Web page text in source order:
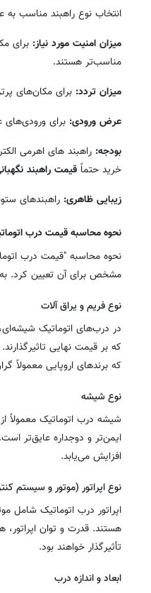
انتخاب نوع راهبند مناسب به
میزان امنیت مورد نیاز: برای
مناسب‌تر هستند.
میزان تردد: برای مکان‌های
عرض ورودی: برای
بودجه: راهبند های اهرمی
خرید حتماً قیمت راهبند
زیبایی ظاهری: راهبندهای
نحوه محاسبه قیمت درب
نحوه محاسبه "قیمت درب
مشخص برای آن تعیین کرد. به
نوع فریم و یراق آلات
در درب‌های اتوماتیک
که بر قیمت نهایی
که برندهای اروپایی معمولاً
نوع شیشه
شیشه درب اتوماتیک معمولاً
ایمن‌تر و دوجداره عایق‌تر
افزایش می‌یابد.
نوع اپراتور (موتور و سیستم
اپراتور درب اتوماتیک شامل
هستند. قدرت و توان
تأثیرگذار خواهند بود.
ابعاد و اندازه درب
روزنامه‌های صبح